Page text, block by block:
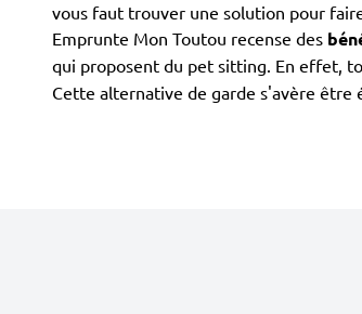
vous faut trouver une solution pour
Emprunte Mon Toutou recense des
qui proposent du pet sitting. En effet,
Cette alternative de garde s'avère être